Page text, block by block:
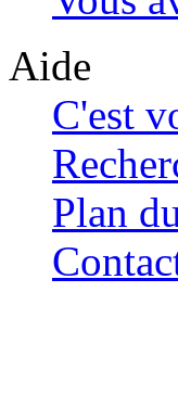
Aide
C'est
Plan